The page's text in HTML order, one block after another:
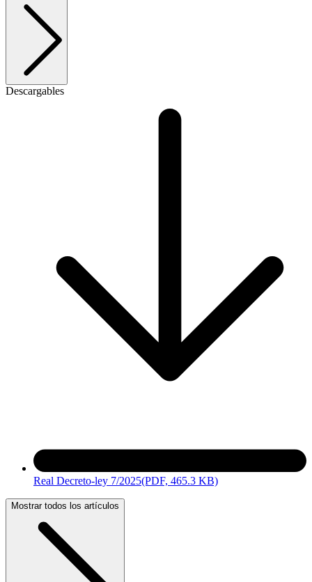
Descargables
Real Decreto-ley 7/2025(PDF, 465.3 KB)
Mostrar todos los artículos